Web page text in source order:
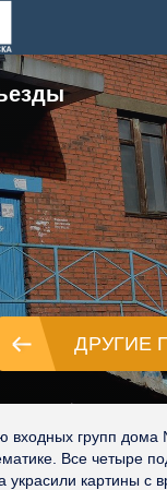
ДРУГИЕ
входных групп дома
Все четыре
украсили картины с